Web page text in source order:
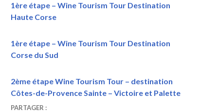
1ère étape – Wine Tourism Tour Destination
Haute Corse
1ère étape – Wine Tourism Tour Destination
Corse du Sud
2ème étape Wine Tourism Tour – destination
Côtes-de-Provence Sainte – Victoire et Palette
14
VINTOURISME
#VOYAGE ,
PARTAGER :